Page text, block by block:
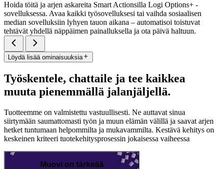
Hoida töitä ja arjen askareita Smart Actionsilla Logi Options+ -
sovelluksessa. Avaa kaikki työsovelluksesi tai vaihda sosiaalisen
median sovelluksiin lyhyen tauon aikana – automatisoi toistuvat
tehtävät yhdellä näppäimen painalluksella ja ota päivä haltuun.
Löydä lisää ominaisuuksia
Työskentele, chattaile ja tee kaikkea
muuta pienemmällä jalanjäljellä.
Tuotteemme on valmistettu vastuullisesti. Ne auttavat sinua
siirtymään saumattomasti työn ja muun elämän välillä ja saavat arjen
hetket tuntumaan helpommilta ja mukavammilta. Kestävä kehitys on
keskeinen kriteeri tuotekehitysprosessin jokaisessa vaiheessa
Muovi on tärkeää